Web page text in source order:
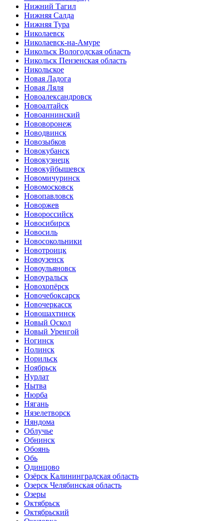
Нижний Тагил
Нижняя Салда
Нижняя Тура
Николаевск
Николаевск-на-Амуре
Никольск Вологодская область
Никольск Пензенская область
Никольское
Новая Ладога
Новая Ляля
Новоалександровск
Новоалтайск
Новоаннинский
Нововоронеж
Новодвинск
Новозыбков
Новокубанск
Новокузнецк
Новокуйбышевск
Новомичуринск
Новомосковск
Новопавловск
Новоржев
Новороссийск
Новосибирск
Новосиль
Новосокольники
Новотроицк
Новоузенск
Новоульяновск
Новоуральск
Новохопёрск
Новочебоксарск
Новочеркасск
Новошахтинск
Новый Оскол
Новый Уренгой
Ногинск
Нолинск
Норильск
Ноябрьск
Нурлат
Нытва
Нюрба
Нягань
Нязелетворск
Няндома
Облучье
Обнинск
Обоянь
Обь
Одинцово
Озёрск Калининградская область
Озерск Челябинская область
Озеры
Октябрьск
Октябрьский